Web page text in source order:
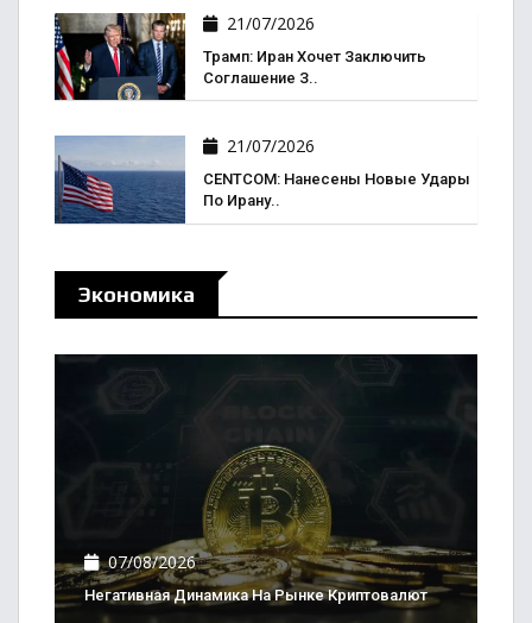
21/07/2026
Трамп: Иран Хочет Заключить
Соглашение З..
21/07/2026
CENTCOM: Нанесены Новые Удары
По Ирану..
Экономика
07/08/2026
Негативная Динамика На Рынке Криптовалют